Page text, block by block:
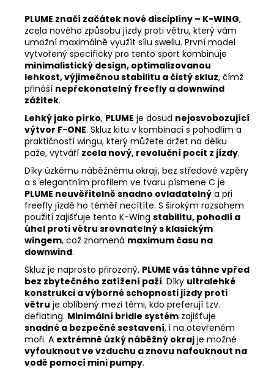
PLUME značí začátek nové disciplíny – K-WING,
zcela nového způsobu jízdy proti větru, který vám
umožní maximálně využít sílu swellu. První model
vytvořený specificky pro tento sport kombinuje
minimalistický design, optimalizovanou
lehkost, výjimečnou stabilitu a čistý skluz, čímž
přináší nepřekonatelný freefly a downwind
zážitek.
Lehký jako pírko, PLUME je dosud nejosvobozující
výtvor F-ONE. Skluz kitu v kombinaci s pohodlím a
praktičností wingu, který můžete držet na délku
paže, vytváří zcela nový, revoluční pocit z jízdy.
Díky úzkému náběžnému okraji, bez středové vzpěry
a s elegantním profilem ve tvaru písmene C je
PLUME neuvěřitelně snadno ovladatelný a při
freefly jízdě ho téměř necítíte. S širokým rozsahem
použití zajišťuje tento K-Wing stabilitu, pohodlí a
úhel proti větru srovnatelný s klasickým
wingem, což znamená maximum času na
downwind.
Skluz je naprosto přirozený, PLUME vás táhne vpřed
bez zbytečného zatížení paží. Díky ultralehké
konstrukci a výborné schopnosti jízdy proti
větru je oblíbený mezi těmi, kdo preferují tzv.
deflating. Minimální bridle systém zajišťuje
snadné a bezpečné sestavení, i na otevřeném
moři. A extrémně úzký náběžný okraj je možné
vyfouknout ve vzduchu a znovu nafouknout na
vodě pomocí mini pumpy.